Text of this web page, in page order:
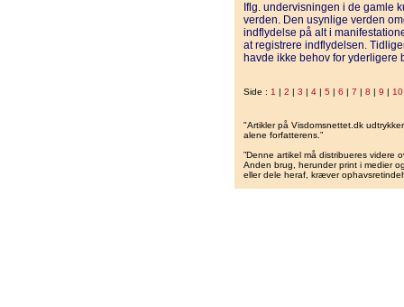
Iflg. undervisningen i de gamle
verden. Den usynlige verden
indflydelse på alt i
at registrere indflydelsen.
havde ikke behov for yderligere
Side : 1 | 2 | 3 | 4 | 5 | 6 | 7 | 8 | 9 | 10
"Artikler på Visdomsnettet.dk
alene forfatterens.”
”Denne artikel må distribueres videre
Anden brug, herunder print i medier
eller dele heraf, kræver